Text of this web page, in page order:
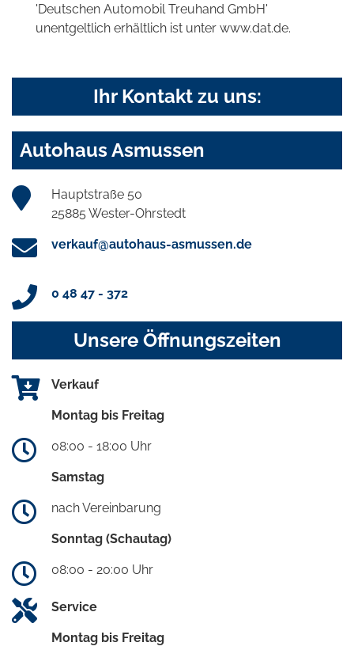
'Deutschen Automobil Treuhand GmbH'
unentgeltlich erhältlich ist unter www.dat.de.
Ihr Kontakt zu uns:
Autohaus Asmussen
Hauptstraße 50
25885 Wester-Ohrstedt
verkauf@autohaus-asmussen.de
0 48 47 - 372
Unsere Öffnungszeiten
Verkauf
Montag bis Freitag
08:00 - 18:00 Uhr
Samstag
nach Vereinbarung
Sonntag (Schautag)
08:00 - 20:00 Uhr
Service
Montag bis Freitag